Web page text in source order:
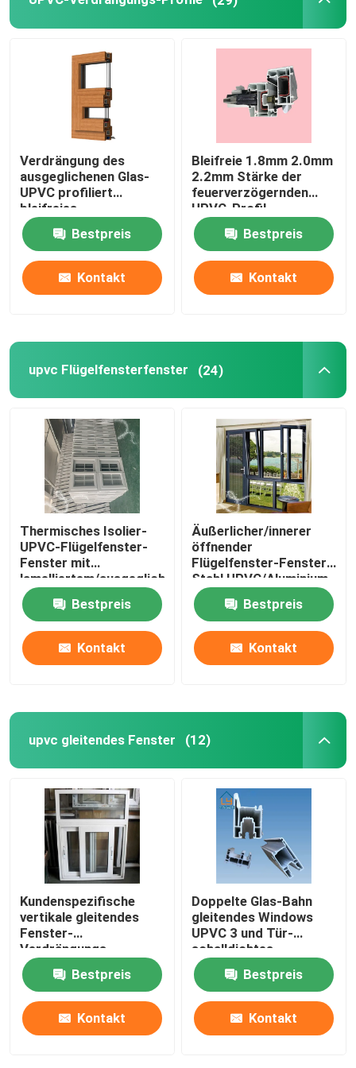
UPVC-Baumaterialien
UPVC-Schaum-Fenster
UPVC-Schaum-Profil
Verdrängung des
ausgeglichenen Glas-
UPVC profiliert
bleifreies
UVbeständiges
besonders angefertigt
Bestpreis
Kontakt
Bleifreie 1.8mm 2.0mm
2.2mm Stärke der
feuerverzögernden
UPVC-Profil-
Verdrängungs-
Bestpreis
Kontakt
upvc Flügelfensterfenster (24)
Thermisches Isolier-
UPVC-Flügelfenster-
Fenster mit
lamelliertem/ausgeglichenem
Glas
Bestpreis
Kontakt
Äußerlicher/innerer
öffnender
Flügelfenster-Fenster-
Stahl UPVC/Aluminium
verstärkt
Bestpreis
Kontakt
upvc gleitendes Fenster (12)
Kundenspezifische
vertikale gleitendes
Fenster-
Verdrängungs-
einzelnes Glas UPVC
für die Unterkunft der
Dekoration
Bestpreis
Kontakt
Doppelte Glas-Bahn
gleitendes Windows
UPVC 3 und Tür-
schalldichtes
besonders angefertigt
Bestpreis
Kontakt